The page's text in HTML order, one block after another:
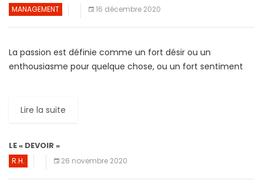
MANAGEMENT 16 décembre 2020
La passion est définie comme un fort désir ou un
enthousiasme pour quelque chose, ou un fort sentiment
Lire la suite
LE « DEVOIR »
R.H. 26 novembre 2020